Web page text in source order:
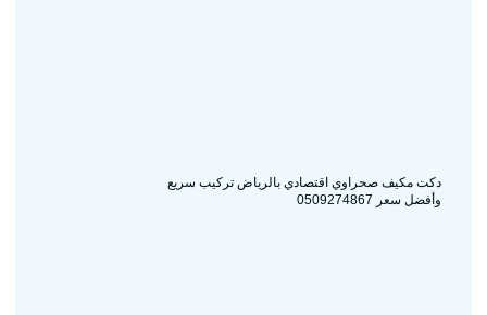
دكت مكيف صحراوي اقتصادي بالرياض تركيب سريع
وأفضل سعر 0509274867